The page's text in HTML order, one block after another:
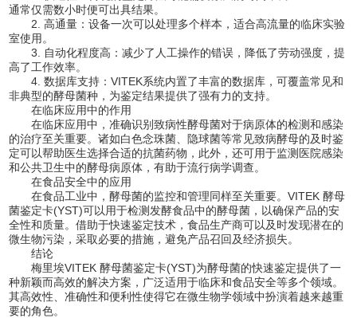
通常仅需数小时便可出具结果。
2. 高通量：设备一次可以处理多个样本，适合高流量的临床实验
室使用。
3. 自动化程度高：减少了人工操作的错误，降低了劳动强度，提
高了工作效率。
4. 数据库支持：VITEK系统内置了丰富的数据库，可覆盖常见和
非典型的酵母菌种，为鉴定结果提供了强有力的支持。
在临床应用中的作用
在临床应用中，准确识别致病性酵母菌对于病原体的检测和感染
的治疗至关重要。诸如白色念珠菌、隐球菌等常见致病酵母的及时鉴
定可以帮助医生选择合适的抗菌药物，此外，还可用于监测医院感染
和公共卫生中的酵母病原体，有助于流行病学调查。
在食品安全中的应用
在食品工业中，酵母菌的监控和管理同样至关重要。VITEK 酵母
菌鉴定卡(YST)可以用于检测发酵食品中的酵母菌，以确保产品的安
全性和质量。借助于快速鉴定技术，食品生产商可以及时发现潜在的
微生物污染，采取必要的措施，避免产品召回及经济损失。
结论
梅里埃VITEK 酵母菌鉴定卡(YST)为酵母菌的快速鉴定提供了一
种新颖而高效的解决方案，广泛适用于临床和食品安全等多个领域。
其高效性、准确性和便利性使得它在微生物学领域中扮演着越来越重
要的角色。